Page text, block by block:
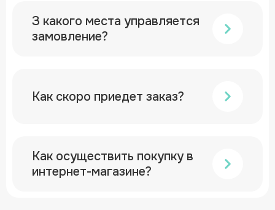
З какого места управляется
замовление?
Как скоро приедет заказ?
Как осуществить покупку в
интернет-магазине?